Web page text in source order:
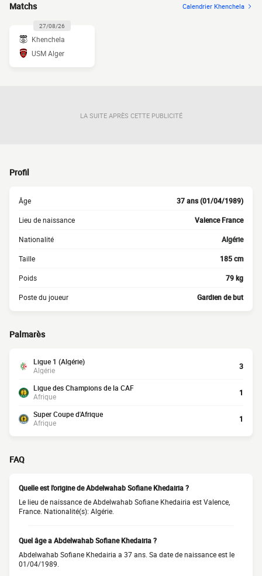
Matchs Calendrier Khenchela
27/08/26
Khenchela
USM Alger
LA SUITE APRÈS CETTE PUBLICITÉ
Profil
Âge 37 ans (01/04/1989)
Lieu de naissance Valence France
Nationalité Algérie
Taille 185 cm
Poids 79 kg
Poste du joueur Gardien de but
Palmarès
Ligue 1 (Algérie)
Algérie
3
Ligue des Champions de la CAF
Afrique
1
Super Coupe d'Afrique
Afrique
1
FAQ
Quelle est l'origine de Abdelwahab Sofiane Khedairia ?
Le lieu de naissance de Abdelwahab Sofiane Khedairia est Valence,
France. Nationalité(s): Algérie.
Quel âge a Abdelwahab Sofiane Khedairia ?
Abdelwahab Sofiane Khedairia a 37 ans. Sa date de naissance est le
01/04/1989.